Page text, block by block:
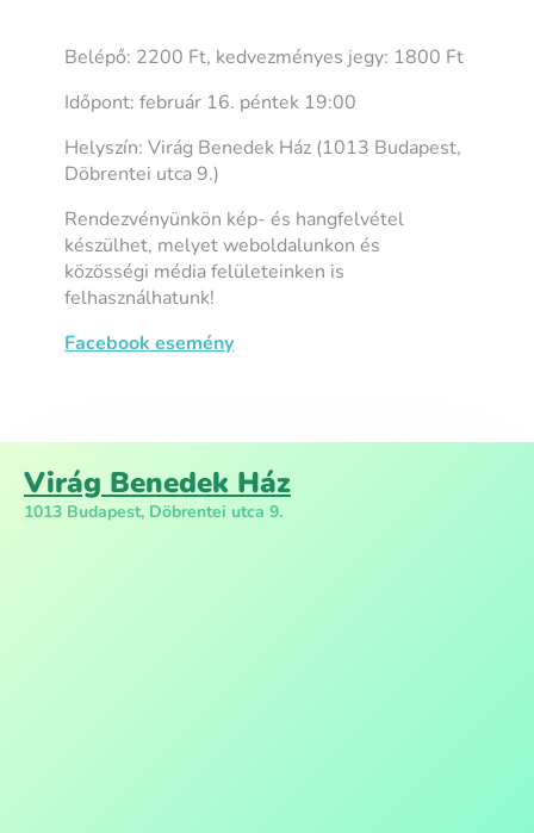
Belépő: 2200 Ft, kedvezményes jegy: 1800 Ft
Időpont: február 16. péntek 19:00
Helyszín: Virág Benedek Ház (1013 Budapest,
Döbrentei utca 9.)
Rendezvényünkön kép- és hangfelvétel
készülhet, melyet weboldalunkon és
közösségi média felületeinken is
felhasználhatunk!
Facebook esemény
Virág Benedek Ház
1013 Budapest, Döbrentei utca 9.